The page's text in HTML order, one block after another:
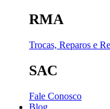
RMA
Trocas, Reparos e
SAC
Fale Conosco
Blog